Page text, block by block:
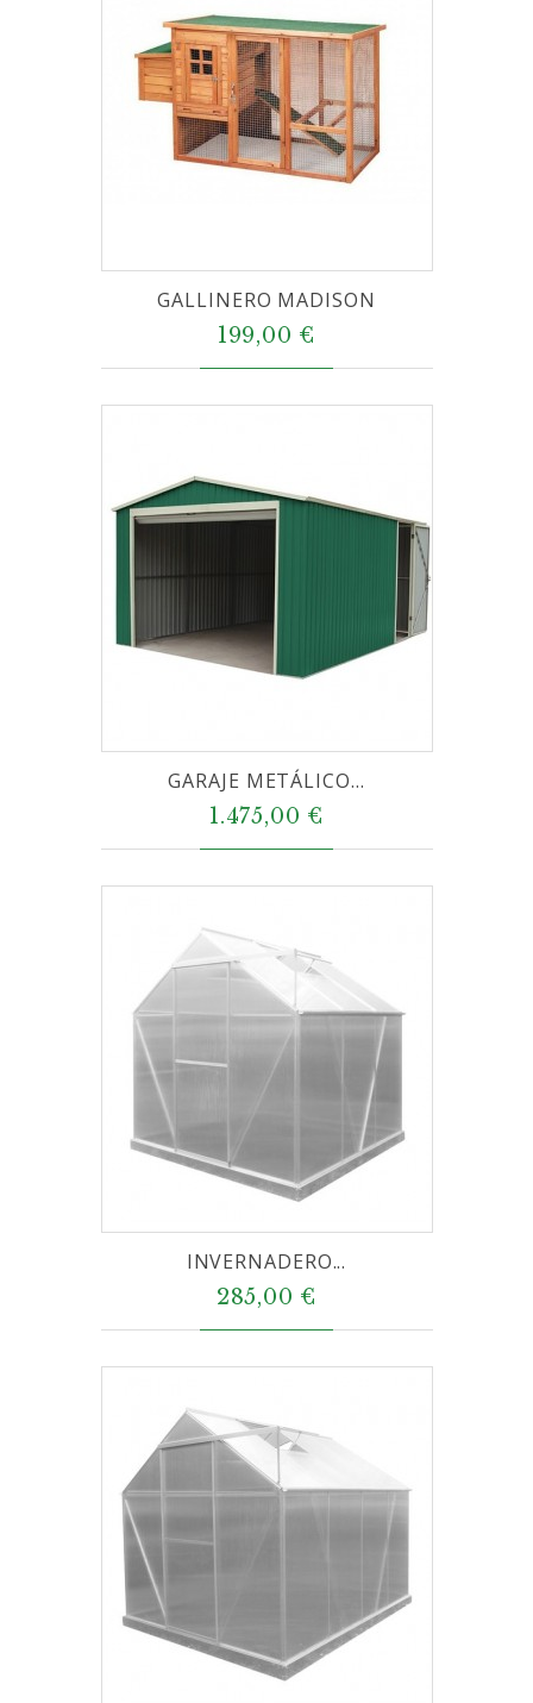
GALLINERO MADISON
199,00 €
GARAJE METÁLICO...
1.475,00 €
INVERNADERO...
285,00 €